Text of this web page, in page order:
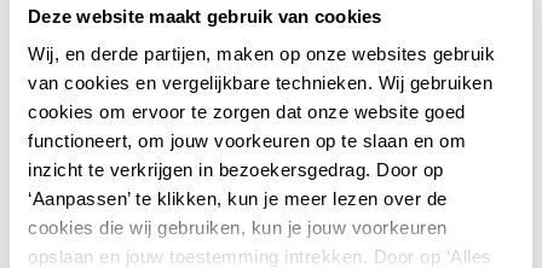
Deze website maakt gebruik van cookies
Wij, en derde partijen, maken op onze websites gebruik
van cookies en vergelijkbare technieken. Wij gebruiken
cookies om ervoor te zorgen dat onze website goed
functioneert, om jouw voorkeuren op te slaan en om
inzicht te verkrijgen in bezoekersgedrag. Door op
‘Aanpassen’ te klikken, kun je meer lezen over de
cookies die wij gebruiken, kun je jouw voorkeuren
opslaan en jouw toestemming intrekken. Door op ‘Alles
technisch sterk is en met eigen creativiteit een
zelfvertrouwen krijgen om in jezelf te geloven als
makeup artist. Daarnaast is het heel belangrijk om
altijd dichtbij jezelf te blijven. Dan trek je ook de
juiste opdrachten aan en creëer je een kringetje
met klanten en collega’s waarbij je je fijn voelt en
alles klopt.’